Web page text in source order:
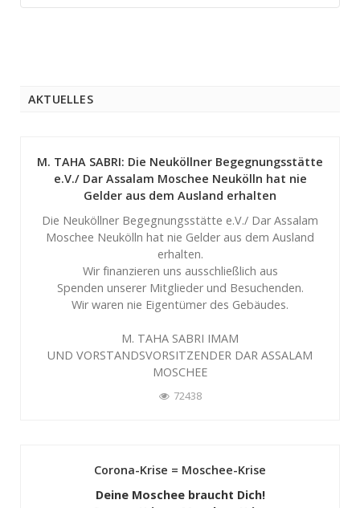
AKTUELLES
M. TAHA SABRI: Die Neuköllner Begegnungsstätte
e.V./ Dar Assalam Moschee Neukölln hat nie
Gelder aus dem Ausland erhalten
Die Neuköllner Begegnungsstätte e.V./ Dar Assalam
Moschee Neukölln hat nie Gelder aus dem Ausland
erhalten.
Wir finanzieren uns ausschließlich aus
Spenden unserer Mitglieder und Besuchenden.
Wir waren nie Eigentümer des Gebäudes.
M. TAHA SABRI IMAM
UND VORSTANDSVORSITZENDER DAR ASSALAM
MOSCHEE
72438
Corona-Krise = Moschee-Krise
Deine Moschee braucht Dich!